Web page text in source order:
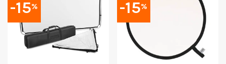
-15% -15%